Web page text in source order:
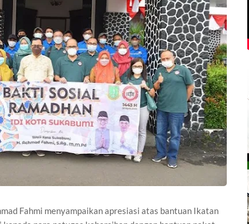
Fahmi menyampaikan apresiasi atas bantuan Ikatan